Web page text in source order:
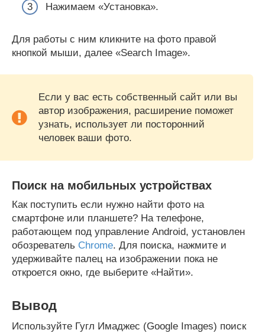
Нажимаем «Установка».
Для работы с ним кликните на фото правой
кнопкой мыши, далее «Search Image».
Если у вас есть собственный сайт или вы
автор изображения, расширение поможет
узнать, использует ли посторонний
человек ваши фото.
Поиск на мобильных устройствах
Как поступить если нужно найти фото на
смартфоне или планшете? На телефоне,
работающем под управление Android, установлен
обозреватель Chrome. Для поиска, нажмите и
удерживайте палец на изображении пока не
откроется окно, где выберите «Найти».
Вывод
Используйте Гугл Имаджес (Google Images) поиск